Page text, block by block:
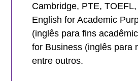
Cambridge, PTE,
English for Academic
(inglês para fins
for Business (inglês para
entre outros.